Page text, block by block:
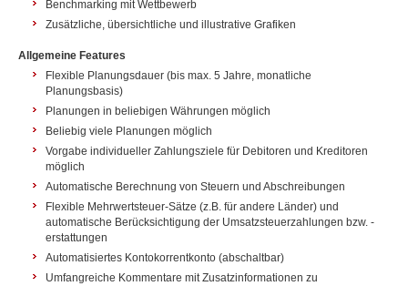
Benchmarking mit Wettbewerb
Zusätzliche, übersichtliche und illustrative Grafiken
Allgemeine Features
Flexible Planungsdauer (bis max. 5 Jahre, monatliche
Planungsbasis)
Planungen in beliebigen Währungen möglich
Beliebig viele Planungen möglich
Vorgabe individueller Zahlungsziele für Debitoren und Kreditoren
möglich
Automatische Berechnung von Steuern und Abschreibungen
Flexible Mehrwertsteuer-Sätze (z.B. für andere Länder) und
automatische Berücksichtigung der Umsatzsteuerzahlungen bzw. -
erstattungen
Automatisiertes Kontokorrentkonto (abschaltbar)
Umfangreiche Kommentare mit Zusatzinformationen zu